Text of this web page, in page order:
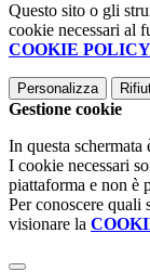
Questo sito o gli
cookie necessari al
COOKIE POLICY
Personalizza
Gestione cookie
In questa
I cookie necessari
piattaforma e non è
Per conoscere quali
visionare la